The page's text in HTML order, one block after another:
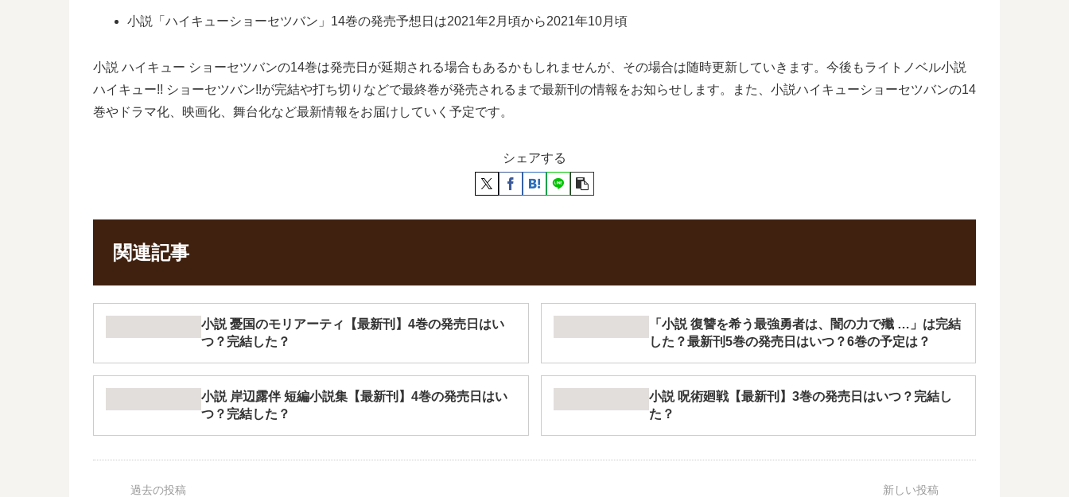
小説「ハイキューショーセツバン」14巻の発売予想日は2021年2月頃から2021年10月頃
小説 ハイキュー ショーセツバンの14巻は発売日が延期される場合もあるかもしれませんが、その場合は随時更新していきます。今後もライトノベル小説
ハイキュー!! ショーセツバン!!が完結や打ち切りなどで最終巻が発売されるまで最新刊の情報をお知らせします。また、小説ハイキューショーセツバンの14
巻やドラマ化、映画化、舞台化など最新情報をお届けしていく予定です。
シェアする
関連記事
小説 憂国のモリアーティ【最新刊】4巻の発売日はい
つ？完結した？
「小説 復讐を希う最強勇者は、闇の力で殲 …」は完結
した？最新刊5巻の発売日はいつ？6巻の予定は？
小説 岸辺露伴 短編小説集【最新刊】4巻の発売日はい
つ？完結した？
小説 呪術廻戦【最新刊】3巻の発売日はいつ？完結し
た？